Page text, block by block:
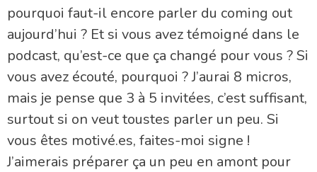
pourquoi faut-il encore parler du coming out
aujourd’hui ? Et si vous avez témoigné dans le
podcast, qu’est-ce que ça changé pour vous ? Si
vous avez écouté, pourquoi ? J’aurai 8 micros,
mais je pense que 3 à 5 invitées, c’est suffisant,
surtout si on veut toustes parler un peu. Si
vous êtes motivé.es, faites-moi signe !
J’aimerais préparer ça un peu en amont pour